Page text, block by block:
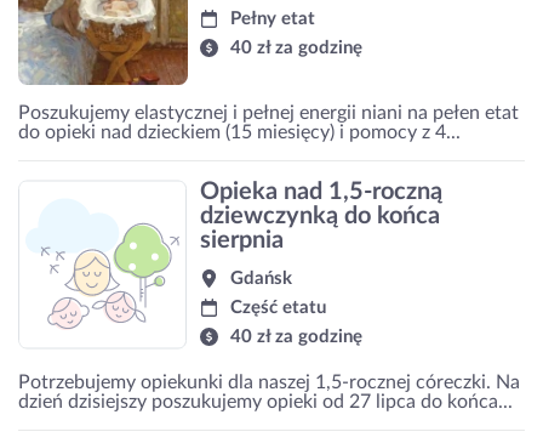
Pełny etat
40 zł za godzinę
Poszukujemy elastycznej i pełnej energii niani na pełen etat
do opieki nad dzieckiem (15 miesięcy) i pomocy z 4...
Opieka nad 1,5-roczną
dziewczynką do końca
sierpnia
Gdańsk
Część etatu
40 zł za godzinę
Potrzebujemy opiekunki dla naszej 1,5-rocznej córeczki. Na
dzień dzisiejszy poszukujemy opieki od 27 lipca do końca...